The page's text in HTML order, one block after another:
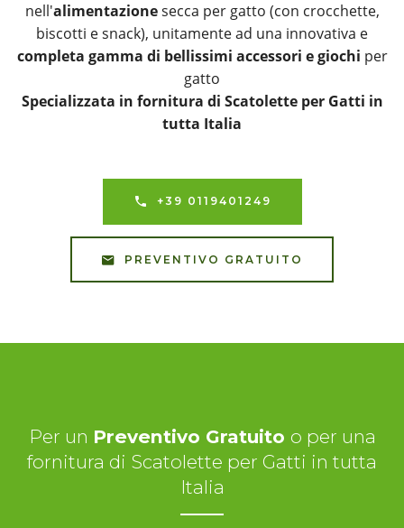
nell'alimentazionesecca per gatto (con crocchette,
biscotti e snack), unitamente ad una innovativa e
completa gamma di bellissimi accessori e giochi per
gatto
Specializzata in fornitura di Scatolette per Gatti in
tutta Italia
+39 0119401249
PREVENTIVO GRATUITO
Per un Preventivo Gratuito o per una
fornitura di Scatolette per Gatti in tutta
Italia